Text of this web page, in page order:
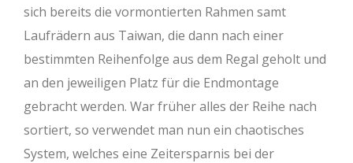
sich bereits die vormontierten Rahmen samt
Laufrädern aus Taiwan, die dann nach einer
bestimmten Reihenfolge aus dem Regal geholt und
an den jeweiligen Platz für die Endmontage
gebracht werden. War früher alles der Reihe nach
sortiert, so verwendet man nun ein chaotisches
System, welches eine Zeitersparnis bei der